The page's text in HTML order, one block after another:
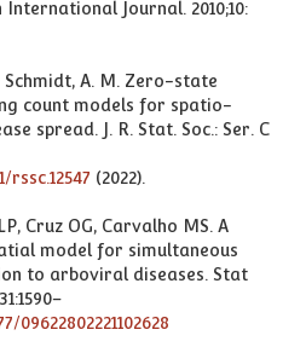
Journal. 2010;10:
A. M. Zero-state
count models for spatio-
spread. J. R. Stat. Soc.: Ser. C
rssc.12547 (2022).
Cruz OG, Carvalho MS. A
model for simultaneous
to arboviral diseases. Stat
09622802221102628